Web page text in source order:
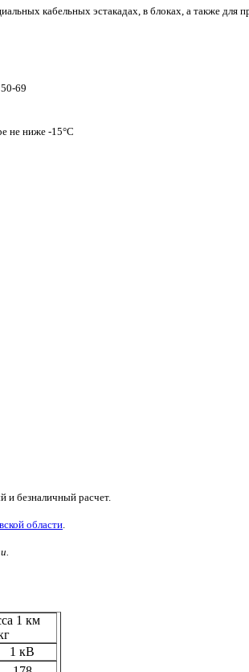
кабельных эстакадах, в блоках, а также
69
не ниже -15°С
и безналичный расчет.
области.
1 км
1 кВ